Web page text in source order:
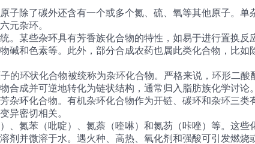
子除了碳外还含有一个或多个氮、硫、氧等其他原子。
元杂环。
。某些杂环具有芳香族化合物的特性，如易于进行置换
碱和色素等。此外，部分合成农药也属此类化合物，比
的环状化合物被统称为杂环化合物。严格来说，环形二
成并可逆地转化为链状结构，通常归入脂肪族化学讨论。
杂环化合物。有机杂环化合物作为开链、碳环和杂环三
异密切相关。
、氮苯（吡啶）、氮萘（喹啉）和氮芴（咔唑）等。这
剂并微溶于水。遇火种、高热、氧化剂和强酸可引发燃